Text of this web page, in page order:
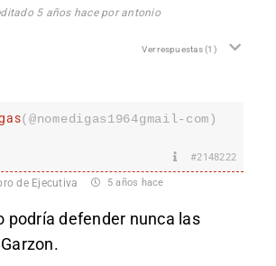
5 años hace por antonio
Ver respuestas(1)
(@nomedigas1964gmail-com)
#2148222
de Ejecutiva 5 años hace
podría defender nunca las